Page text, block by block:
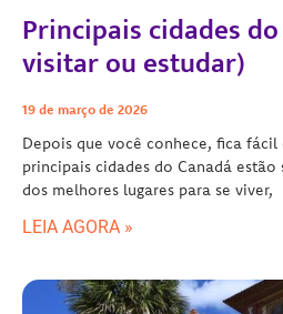
Principais cidades
visitar ou estudar)
19 de março de 2026
Depois que você conhece, fica
principais cidades do Canadá
dos melhores lugares para se viver,
LEIA AGORA »